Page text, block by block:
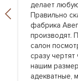
делает
Правильно
фабрика
производят.
салон
сразу
нашим
адекватные,